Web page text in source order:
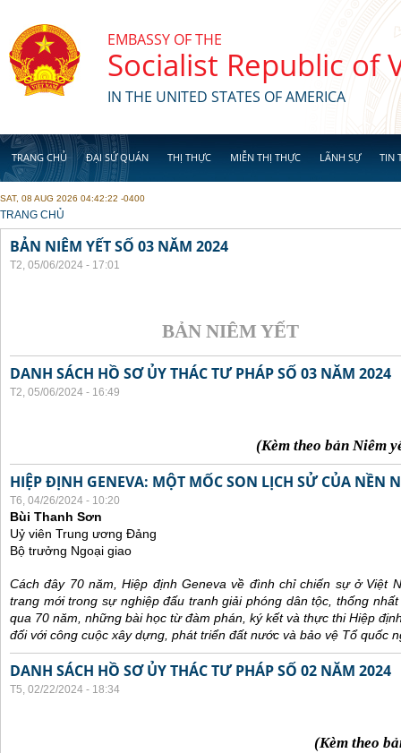
EMBASSY OF THE
Socialist Republic of
IN THE UNITED STATES OF AMERICA
TRANG CHỦ ĐẠI SỨ QUÁN THỊ THỰC MIỄN THỊ THỰC LÃNH SỰ TIN
SAT, 08 AUG 2026 04:42:22 -0400
YOU ARE HERE
TRANG CHỦ
BẢN NIÊM YẾT SỐ 03 NĂM 2024
T2, 05/06/2024 - 17:01
BẢN NIÊM YẾT
DANH SÁCH HỒ SƠ ỦY THÁC TƯ PHÁP SỐ 03 NĂM 2024
T2, 05/06/2024 - 16:49
(Kèm theo bản Niêm
HIỆP ĐỊNH GENEVA: MỘT MỐC SON LỊCH SỬ CỦA NỀN
T6, 04/26/2024 - 10:20
Bùi Thanh Sơn
Uỷ viên Trung ương Đảng
Bộ trưởng Ngoại giao
Cách đây 70 năm, Hiệp định Geneva về đình chỉ chiến sự ở Việt
trang mới trong sự nghiệp đấu tranh giải phóng dân tộc, thống
qua 70 năm, những bài học từ đàm phán, ký kết và thực thi Hiệp
đối với công cuộc xây dựng, phát triển đất nước và bảo vệ Tổ quốc
DANH SÁCH HỒ SƠ ỦY THÁC TƯ PHÁP SỐ 02 NĂM 2024
T5, 02/22/2024 - 18:34
(Kèm theo